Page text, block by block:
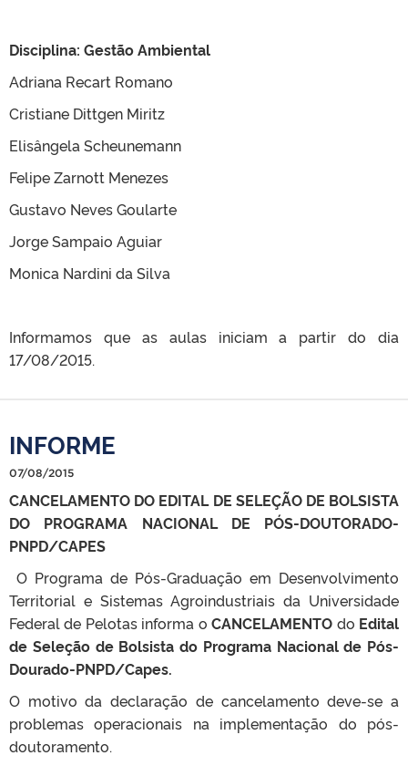
Disciplina: Gestão Ambiental
Adriana Recart Romano
Cristiane Dittgen Miritz
Elisângela Scheunemann
Felipe Zarnott Menezes
Gustavo Neves Goularte
Jorge Sampaio Aguiar
Monica Nardini da Silva
Informamos que as aulas iniciam a partir do dia
17/08/2015.
INFORME
07/08/2015
CANCELAMENTO DO EDITAL DE SELEÇÃO DE BOLSISTA
DO PROGRAMA NACIONAL DE PÓS-DOUTORADO-
PNPD/CAPES
O Programa de Pós-Graduação em Desenvolvimento
Territorial e Sistemas Agroindustriais da Universidade
Federal de Pelotas informa oCANCELAMENTO do Edital
de Seleção de Bolsista do Programa Nacional de Pós-
Dourado-PNPD/Capes.
O motivo da declaração de cancelamento deve-se a
problemas operacionais na implementação do pós-
doutoramento.